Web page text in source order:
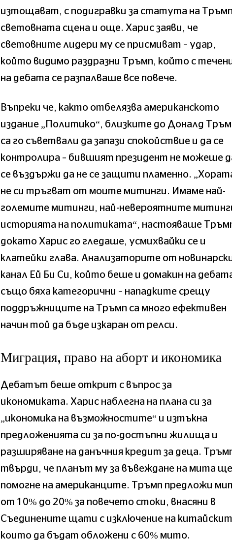
изтощават, с подигравки за статута на
световната сцена и още. Харис заяви, че
световните лидери му се присмиват – удар,
който видимо раздразни Тръмп, който с
на дебата се разпалваше все повече.
Въпреки че, както отбелязва американското
издание „Политико“, близките до Доналд
са го съветвали да запази спокойствие и да се
контролира – бившият президент не можеше
се въздържи да не се защити пламенно.
не си тръгват от моите митинги. Имаме най-
големите митинги, най-невероятните
историята на политиката“, настояваше
докато Харис го гледаше, усмихвайки се и
клатейки глава. Анализаторите от
канал Ей Би Си, който беше и домакин на
също бяха категорични – нападките срещу
поддръжниците на Тръмп са много ефективен
начин той да бъде изкаран от релси.
Миграция, право на аборт и икономика
Дебатът беше открит с въпрос за
икономиката. Харис наблегна на плана си за
„икономика на възможностите“ и изтъкна
предложенията си за по-достъпни жилища и
разширяване на данъчния кредит за деца.
твърди, че планът му за въвеждане на мита ще
помогне на американците. Тръмп предложи
от 10% до 20% за повечето стоки, внасяни в
Съединените щати с изключение на
които да бъдат обложени с 60% мито.